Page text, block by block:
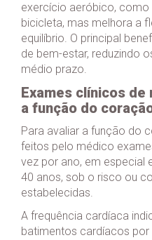
exercício aeróbico, como
bicicleta, mas melhora a
equilíbrio. O principal
de bem-estar, reduzindo
médio prazo.
Exames clínicos
a função do
Para avaliar a função do
feitos pelo médico
vez por ano, em especial
40 anos, sob o risco ou
estabelecidas.
A frequência cardíaca
batimentos cardíacos por